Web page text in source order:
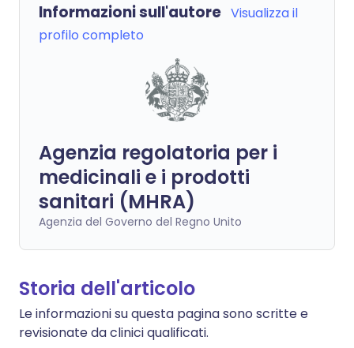
Informazioni sull'autore Visualizza il
profilo completo
Agenzia regolatoria per i
medicinali e i prodotti
sanitari (MHRA)
Agenzia del Governo del Regno Unito
Storia dell'articolo
Le informazioni su questa pagina sono scritte e
revisionate da clinici qualificati.